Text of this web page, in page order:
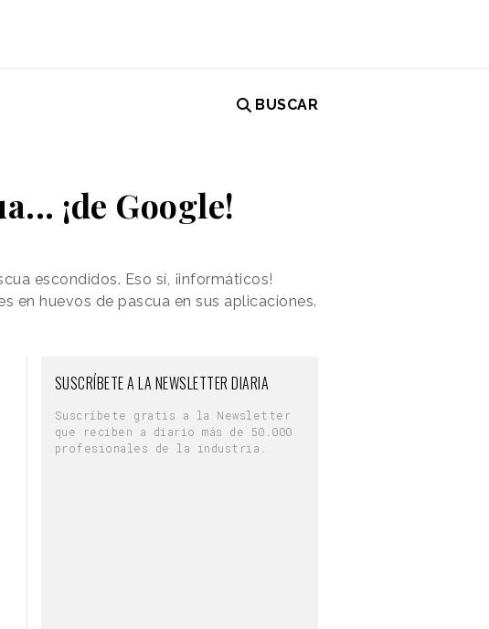
BUSCAR
¡de Google!
escondidos. Eso sí, ¡informáticos!
en huevos de pascua en sus aplicaciones.
SUSCRÍBETE A LA NEWSLETTER DIARIA
Suscríbete gratis a la Newsletter
que reciben a diario más de 50.000
profesionales de la industria.